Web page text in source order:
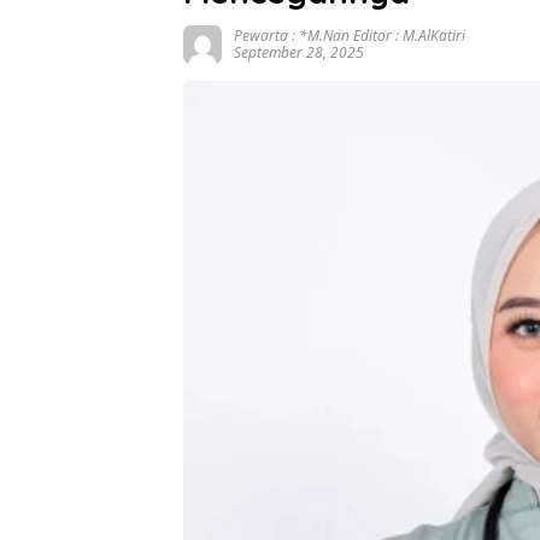
Pewarta : *M.Nan Editor : M.AlKatiri
September 28, 2025